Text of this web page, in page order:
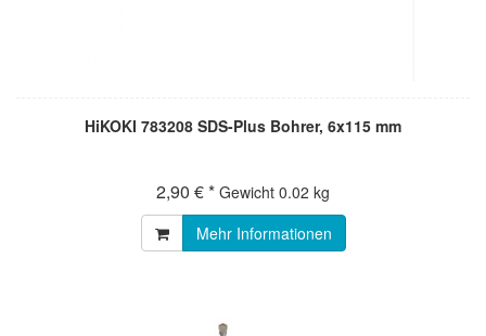
HiKOKI 783208 SDS-Plus Bohrer, 6x115 mm
2,90 € * Gewicht 0.02 kg
Mehr Informationen